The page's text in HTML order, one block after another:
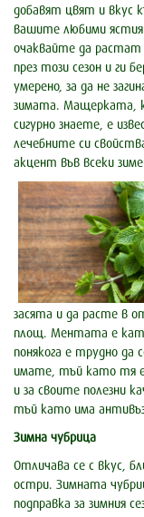
добавят цвят и вкус
вашите любими
очаквайте да растат
през този сезон и ги
умерено, за да не
зимата. Мащерката,
сигурно знаете, е
лечебните си
акцент във всеки
засята и да расте в
площ. Ментата е
понякога е трудно да
имате, тъй като тя е
и за своите полезни
тъй като има
Зимна чубрица
Отличава се с вкус,
остри. Зимната
подправка за зимния